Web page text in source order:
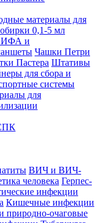
материалы для
0,1-5 мл
ИФА и
Чашки Петри
Пастера Штативы
для сбора и
системы
для
ВИЧ и ВИЧ-
человека Герпес-
инфекции
Кишечные инфекции
природно-очаговые